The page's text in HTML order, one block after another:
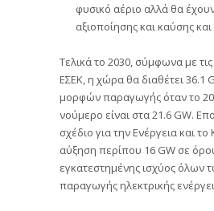
φυσικό αέριο αλλά θα
αξιοποίησης και καύσης
Τελικά το 2030, σύμφωνα με
ΕΣΕΚ, η χώρα θα διαθέτει 36.1
μορφών παραγωγής όταν το
νούμερο είναι στα 21.6 GW.
σχέδιο για την Ενέργεια και το
αύξηση περίπου 16 GW σε
εγκατεστημένης ισχύος όλων
παραγωγής ηλεκτρικής